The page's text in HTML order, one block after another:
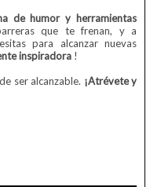
de humor y herramientas
que te frenan, y a
para alcanzar nuevas
inspiradora !
ser alcanzable. ¡Atrévete y